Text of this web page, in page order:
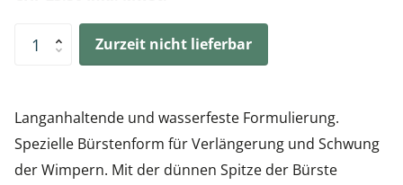
Zurzeit nicht lieferbar
Langanhaltende und wasserfeste Formulierung.
Spezielle Bürstenform für Verlängerung und Schwung
der Wimpern. Mit der dünnen Spitze der Bürste